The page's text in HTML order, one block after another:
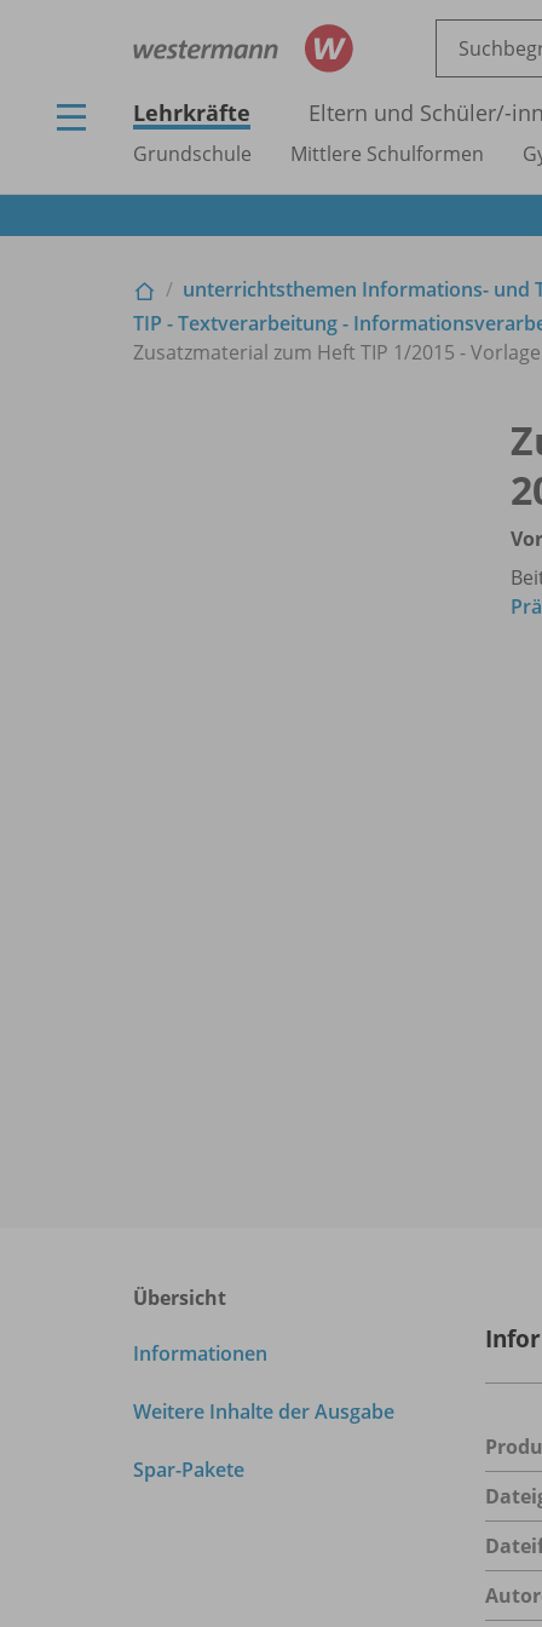
Lehrkräfte Eltern und Schüler/-
Grundschule Mittlere Schulformen
unterrichtsthemen Informations- und
TIP - Textverarbeitung -
Zusatzmaterial zum Heft TIP 1/2015 -
Übersicht
Informationen
Weitere Inhalte der Ausgabe
Spar-Pakete